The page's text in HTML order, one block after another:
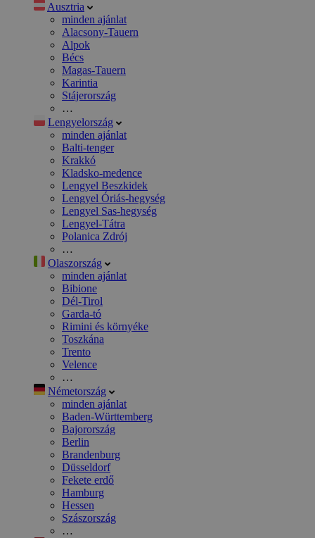
Ausztria
minden ajánlat
Alacsony-Tauern
Alpok
Bécs
Magas-Tauern
Karintia
Stájerország
…
Lengyelország
minden ajánlat
Balti-tenger
Krakkó
Kladsko-medence
Lengyel Beszkidek
Lengyel Óriás-hegység
Lengyel Sas-hegység
Lengyel-Tátra
Polanica Zdrój
…
Olaszország
minden ajánlat
Bibione
Dél-Tirol
Garda-tó
Rimini és környéke
Toszkána
Trento
Velence
…
Németország
minden ajánlat
Baden-Württemberg
Bajorország
Berlin
Brandenburg
Düsseldorf
Fekete erdő
Hamburg
Hessen
Szászország
…